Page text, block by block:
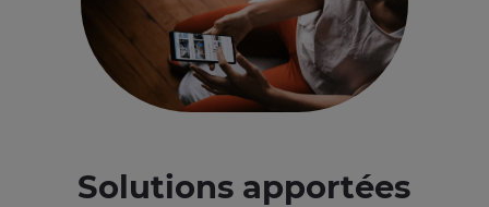
Solutions apportées